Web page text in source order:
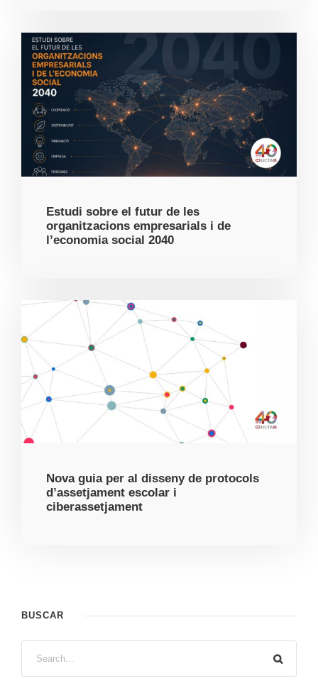
Estudi sobre el futur de les
organitzacions empresarials i de
l’economia social 2040
Nova guia per al disseny de protocols
d’assetjament escolar i
ciberassetjament
BUSCAR